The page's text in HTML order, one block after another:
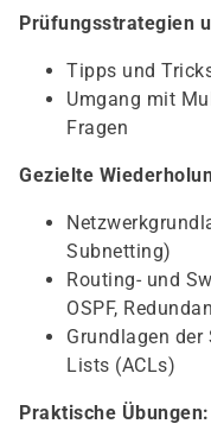
Prüfungsstrategien
Tipps und
Umgang mit
Fragen
Gezielte
Subnetting)
Routing- und
OSPF,
Grundlagen der
Lists (ACLs)
Praktische Übungen: